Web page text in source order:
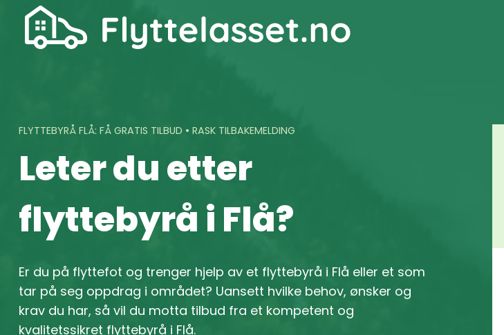
content
FLYTTEBYRÅ FLÅ: FÅ GRATIS TILBUD • RASK TILBAKEMELDING
Leter du etter
flyttebyrå i Flå?
Er du på flyttefot og trenger hjelp av et flyttebyrå i Flå eller et som
tar på seg oppdrag i området? Uansett hvilke behov, ønsker og
krav du har, så vil du motta tilbud fra et kompetent og
kvalitetssikret flyttebyrå i Flå.